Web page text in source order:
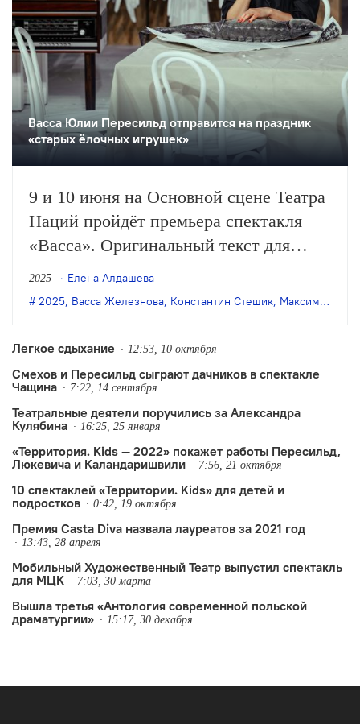
Васса Юлии Пересильд отправится на праздник
«старых ёлочных игрушек»
9 и 10 июня на Основной сцене Театра
Наций пройдёт премьера спектакля
«Васса». Оригинальный текст для
постановки на основе обеих редакций
пьесы «Васса Железнова» и других
Константин Стешик.
2025
Елена Алдашева
2025, Васса Железнова, Константин Стешик, Максим Горький
Легкое сдыхание 12:53, 10 октября
Смехов и Пересильд сыграют дачников в спектакле
Чащина
7:22, 14 сентября
Театральные деятели поручились за Александра
Кулябина
16:25, 25 января
«Территория. Kids — 2022» покажет работы Пересильд,
Люкевича и Каландаришвили
7:56, 21 октября
10 спектаклей «Территории. Kids» для детей и
подростков
0:42, 19 октября
Премия Casta Diva назвала лауреатов за 2021 год
13:43, 28 апреля
Мобильный Художественный Театр выпустил спектакль
для МЦК
7:03, 30 марта
Вышла третья «Антология современной польской
драматургии»
15:17, 30 декабря